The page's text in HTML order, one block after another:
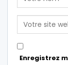
Enregistrez